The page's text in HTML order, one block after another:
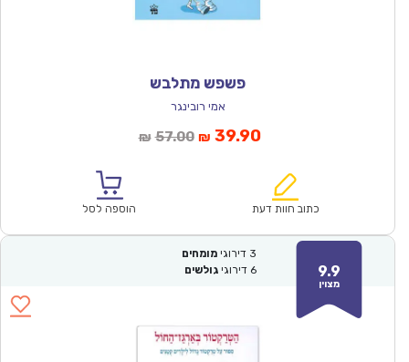
פשפש מתלבש
אמי רובינגר
₪ 57.00המחיר
₪57.00.
₪ 39.90המחיר
הוא:
כתוב חוות דעת הוספה לסל
9.9
מצוין
3 דירוגי מומחים
6 דירוגי גולשים